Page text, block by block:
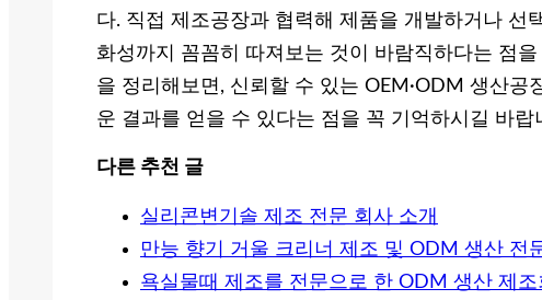
다. 직접 제조공장과 협력해 제품을 개발하거나 선
화성까지 꼼꼼히 따져보는 것이 바람직하다는 점
을 정리해보면, 신뢰할 수 있는 OEM·ODM 생산공
운 결과를 얻을 수 있다는 점을 꼭 기억하시길 바랍
다른 추천 글
실리콘변기솔 제조 전문 회사 소개
만능 향기 거울 크리너 제조 및 ODM 생산 전
욕실물때 제조를 전문으로 한 ODM 생산 제조